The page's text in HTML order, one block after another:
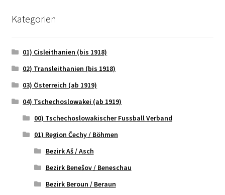
Kategorien
01) Cisleithanien (bis 1918)
02) Transleithanien (bis 1918)
03) Österreich (ab 1919)
04) Tschechoslowakei (ab 1919)
00) Tschechoslowakischer Fussball Verband
01) Region Čechy / Böhmen
Bezirk Aš / Asch
Bezirk Benešov / Beneschau
Bezirk Beroun / Beraun